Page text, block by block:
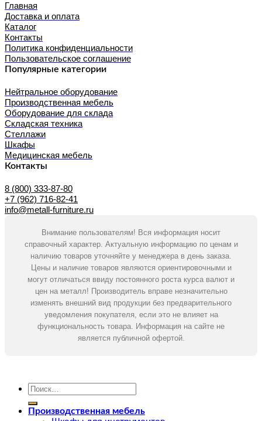
Главная
Доставка и оплата
Каталог
Контакты
Политика конфиденциальности
Пользовательское соглашение
Популярные категории
Нейтральное оборудование
Производственная мебель
Оборудование для склада
Складская техника
Стеллажи
Шкафы
Медицинская мебель
Контакты
8 (800) 333-87-80
+7 (962) 716-82-41
info@metall-furniture.ru
Внимание пользователям! Вся информация носит
справочный характер. Актуальную информацию по ценам и
наличию товаров уточняйте у менеджера в день заказа.
Цены и наличие товаров являются ориентировочными и
могут отличаться ввиду постоянного роста курса валют и
цен на металл! Производитель вправе незначительно
изменять внешний вид продукции без предварительного
уведомления покупателя, если это не влияет на
функциональность товара. Информация на сайте не
является публичной офертой.
Искать:
Производственная мебель